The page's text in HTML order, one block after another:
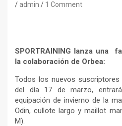
admin 1 Comment
SPORTRAINING lanza una
la colaboración de Orbea:
Todos los nuevos
del día 17 de marzo,
equipación de invierno de la
Odin, cullote largo y maillot
M).